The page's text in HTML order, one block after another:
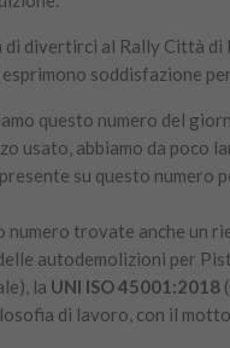
di divertirci al Rally Città
esprimono soddisfazione
questo numero del
usato, abbiamo da poco
presente su questo numero
numero trovate anche un
autodemolizioni per
la UNI ISO 45001:2018
di lavoro, con il motto